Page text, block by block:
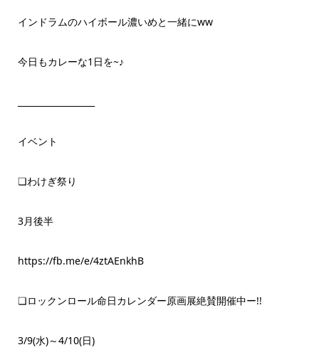
インドラムのハイボール濃いめと一緒にww
今日もカレーな1日を~♪
イベント
❏わけぎ祭り
3月後半
https://fb.me/e/4ztAEnkhB
❏ロックンロール命日カレンダー原画展絶賛開催中ー!!
3/9(水)～4/10(日)